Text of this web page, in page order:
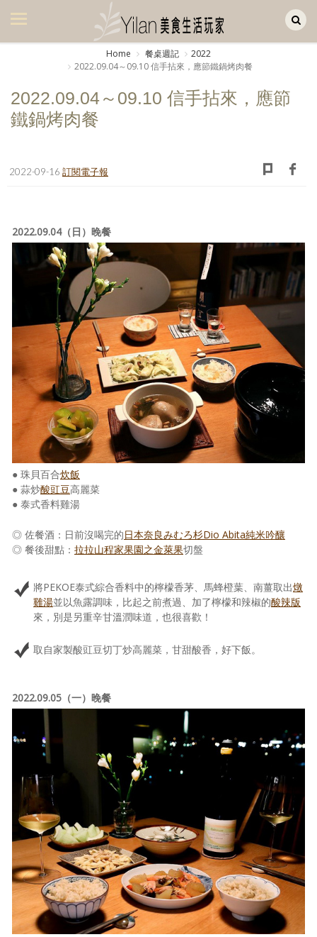
美食集
廚房集
旅遊集
日記簿
餐桌週記
享樂隨手拍
影音區
創意出版服務
歷史區
關於Yilan
個人著作
活動實況記錄
媒體報導一覽
訂閱電子報
Home 餐桌週記
2022
2022.09.04～09.10 信手拈來，應節鐵鍋烤肉餐
2022.09.04～09.10 信手拈來，應節
鐵鍋烤肉餐
2022-09-16 訂閱電子報
2022.09.04（日）晚餐
● 珠貝百合炊飯
● 蒜炒酸豇豆高麗菜
● 泰式香料雞湯
◎ 佐餐酒：日前沒喝完的日本奈良みむろ杉Dio Abita純米吟釀
◎ 餐後甜點： 拉拉山程家果園之金萊果切盤
將PEKOE泰式綜合香料中的檸檬香茅、馬蜂橙葉、南薑取出燉
雞湯並以魚露調味，比起之前煮過、加了檸檬和辣椒的酸辣版
來，別是另重辛甘溫潤味道，也很喜歡！
取自家製酸豇豆切丁炒高麗菜，甘甜酸香，好下飯。
2022.09.05（一）晚餐